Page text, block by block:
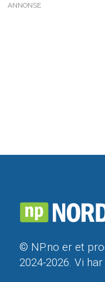
ANNONSE
© NP.no er et
2024-2026. Vi